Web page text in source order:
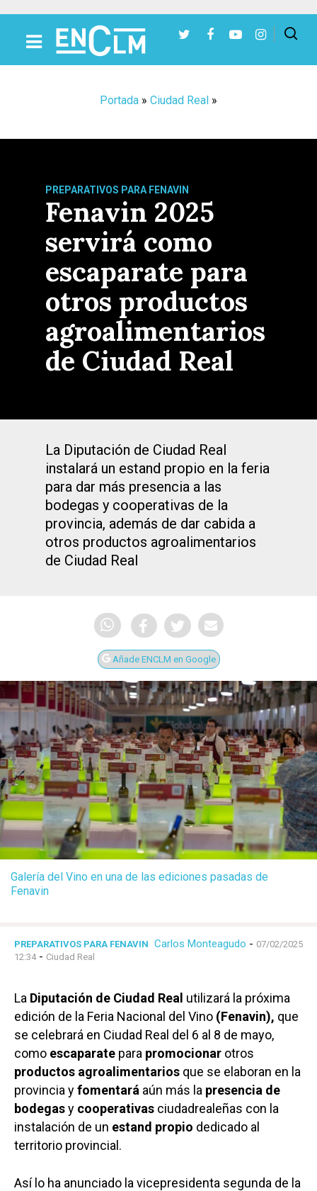
Portada » Ciudad Real »
PREPARATIVOS PARA FENAVIN
Fenavin 2025
servirá como
escaparate para
otros productos
agroalimentarios
de Ciudad Real
La Diputación de Ciudad Real
instalará un estand propio en la feria
para dar más presencia a las
bodegas y cooperativas de la
provincia, además de dar cabida a
otros productos agroalimentarios
de Ciudad Real
Añade ENCLM en Google
Galería del Vino en una de las ediciones pasadas de
Fenavin
PREPARATIVOS PARA FENAVIN Carlos Monteagudo - 07/02/2025
12:34- Ciudad Real
La Diputación de Ciudad Real utilizará la próxima
edición de la Feria Nacional del Vino (Fenavin), que
se celebrará en Ciudad Real del 6 al 8 de mayo,
como escaparate para promocionar otros
productos agroalimentarios que se elaboran en la
provincia yfomentará aún más la presencia de
bodegasy cooperativas ciudadrealeñas con la
instalación de un estand propio dedicado al
territorio provincial.
Así lo ha anunciado la vicepresidenta segunda de la